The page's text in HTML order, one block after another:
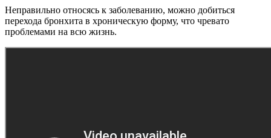
Неправильно относясь к заболеванию, можно добиться
перехода бронхита в хроническую форму, что чревато
проблемами на всю жизнь.